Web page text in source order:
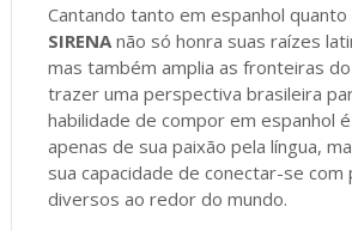
Cantando tanto em espanhol
SIRENA não só honra suas raízes
mas também amplia as fronteiras
trazer uma perspectiva brasileira
habilidade de compor em espanhol
apenas de sua paixão pela língua,
sua capacidade de conectar-se com
diversos ao redor do mundo.